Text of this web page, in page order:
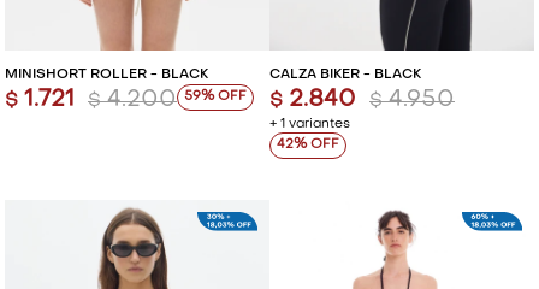
MINISHORT ROLLER - BLACK
$ 1.721 $ 4.200 59
CALZA BIKER - BLACK
+ 1 variantes
$ 2.840 $ 4.950
42